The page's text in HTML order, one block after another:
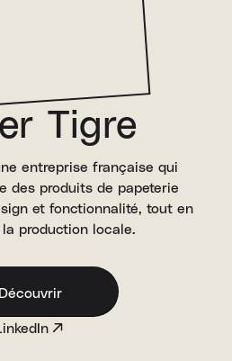
Tigre
entreprise française qui
des produits de papeterie
et fonctionnalité, tout en
production locale.
Découvrir